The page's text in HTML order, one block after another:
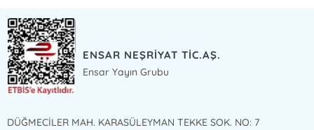
ENSAR NEŞRİYAT TİC.AŞ.
Ensar Yayın Grubu
DÜĞMECİLER MAH. KARASÜLEYMAN TEKKE SOK. NO: 7